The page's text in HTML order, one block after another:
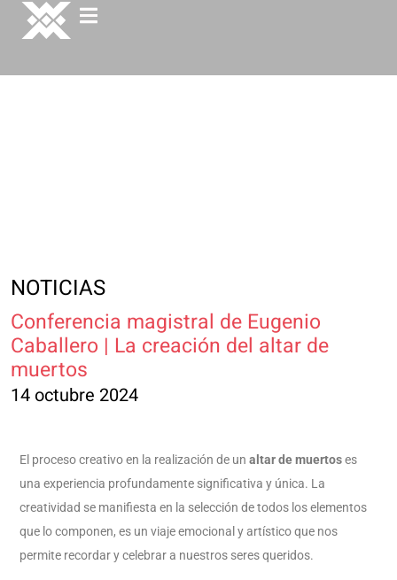
NOTICIAS
Conferencia magistral de Eugenio
Caballero | La creación del altar de
muertos​
14 octubre 2024
El proceso creativo en la realización de un altar de muertoses
una experiencia profundamente significativa y única. La
creatividad se manifiesta en la selección de todos los elementos
que lo componen, es un viaje emocional y artístico que nos
permite recordar y celebrar a nuestros seres queridos. ​